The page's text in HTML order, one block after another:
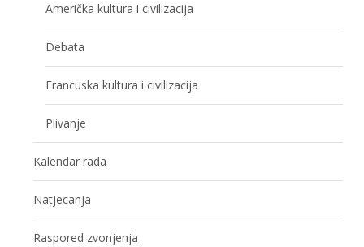
Američka kultura i civilizacija
Debata
Francuska kultura i civilizacija
Plivanje
Kalendar rada
Natjecanja
Raspored zvonjenja